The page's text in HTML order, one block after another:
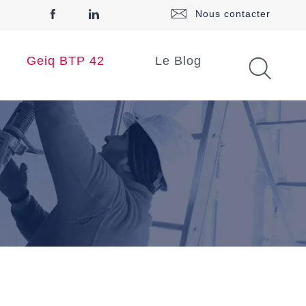
Nous contacter
Geiq BTP 42 Le Blog